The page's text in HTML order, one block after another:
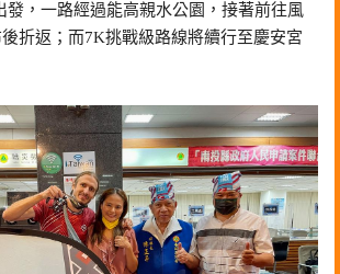
發，一路經過能高親水公園，接著前往風
折返；而7K挑戰級路線將續行至慶安宮